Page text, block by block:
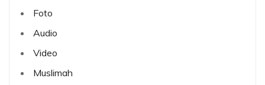
Foto
Audio
Video
Muslimah